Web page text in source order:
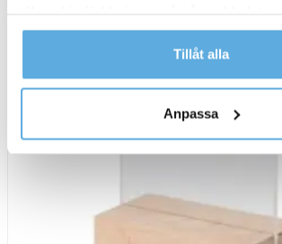
Läs mer i vår integritetspolicy om vilka vi
kontaktar oss och på vilket sätt vi
Tillåt alla
Anpassa